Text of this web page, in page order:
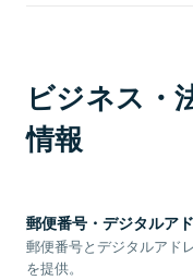
ビジネス・
情報
郵便番号・デジタルア
郵便番号とデジタルアド
を提供。